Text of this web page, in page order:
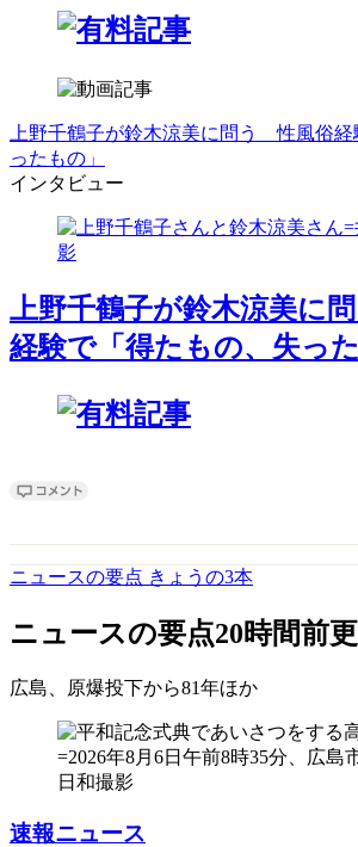
上野千鶴子が鈴木涼美に問う 性風俗
ったもの」
インタビュー
上野千鶴子が鈴木涼美に
経験で「得たもの、失った
ニュースの要点 きょうの3本
ニュースの要点20時間前
広島、原爆投下から81年ほか
速報ニュース